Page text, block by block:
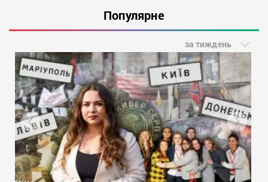
Популярне
за тиждень